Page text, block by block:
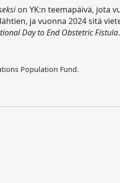
on YK:n teemapäivä, jota
ja vuonna 2024 sitä
Day to End Obstetric Fistula.
Population Fund.